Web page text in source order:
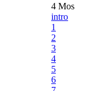
4 Mos
intro
1
2
3
4
5
6